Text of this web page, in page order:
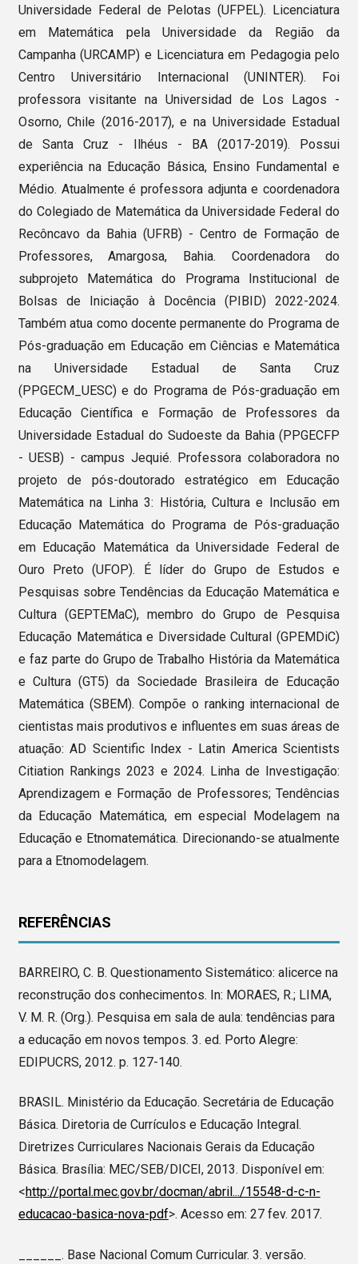
Universidade Federal de Pelotas (UFPEL). Licenciatura
em Matemática pela Universidade da Região da
Campanha (URCAMP) e Licenciatura em Pedagogia pelo
Centro Universitário Internacional (UNINTER). Foi
professora visitante na Universidad de Los Lagos -
Osorno, Chile (2016-2017), e na Universidade Estadual
de Santa Cruz - Ilhéus - BA (2017-2019). Possui
experiência na Educação Básica, Ensino Fundamental e
Médio. Atualmente é professora adjunta e coordenadora
do Colegiado de Matemática da Universidade Federal do
Recôncavo da Bahia (UFRB) - Centro de Formação de
Professores, Amargosa, Bahia. Coordenadora do
subprojeto Matemática do Programa Institucional de
Bolsas de Iniciação à Docência (PIBID) 2022-2024.
Também atua como docente permanente do Programa de
Pós-graduação em Educação em Ciências e Matemática
na Universidade Estadual de Santa Cruz
(PPGECM_UESC) e do Programa de Pós-graduação em
Educação Científica e Formação de Professores da
Universidade Estadual do Sudoeste da Bahia (PPGECFP
- UESB) - campus Jequié. Professora colaboradora no
projeto de pós-doutorado estratégico em Educação
Matemática na Linha 3: História, Cultura e Inclusão em
Educação Matemática do Programa de Pós-graduação
em Educação Matemática da Universidade Federal de
Ouro Preto (UFOP). É líder do Grupo de Estudos e
Pesquisas sobre Tendências da Educação Matemática e
Cultura (GEPTEMaC), membro do Grupo de Pesquisa
Educação Matemática e Diversidade Cultural (GPEMDiC)
e faz parte do Grupo de Trabalho História da Matemática
e Cultura (GT5) da Sociedade Brasileira de Educação
Matemática (SBEM). Compõe o ranking internacional de
cientistas mais produtivos e influentes em suas áreas de
atuação: AD Scientific Index - Latin America Scientists
Citiation Rankings 2023 e 2024. Linha de Investigação:
Aprendizagem e Formação de Professores; Tendências
da Educação Matemática, em especial Modelagem na
Educação e Etnomatemática. Direcionando-se atualmente
para a Etnomodelagem.
REFERÊNCIAS
BARREIRO, C. B. Questionamento Sistemático: alicerce na
reconstrução dos conhecimentos. In: MORAES, R.; LIMA,
V. M. R. (Org.). Pesquisa em sala de aula: tendências para
a educação em novos tempos. 3. ed. Porto Alegre:
EDIPUCRS, 2012. p. 127-140.
BRASIL. Ministério da Educação. Secretária de Educação
Básica. Diretoria de Currículos e Educação Integral.
Diretrizes Curriculares Nacionais Gerais da Educação
Básica. Brasília: MEC/SEB/DICEI, 2013. Disponível em:
<http://portal.mec.gov.br/docman/abril.../15548-d-c-n-
educacao-basica-nova-pdf>. Acesso em: 27 fev. 2017.
______. Base Nacional Comum Curricular. 3. versão.